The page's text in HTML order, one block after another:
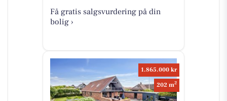
Få gratis salgsvurdering på din
bolig ›
1.865.000 kr
202 m2